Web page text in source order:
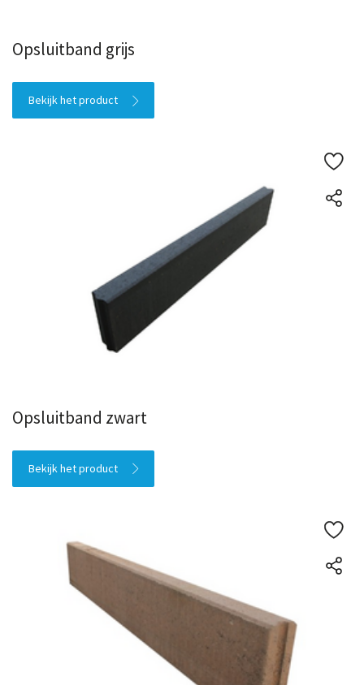
Opsluitband grijs
Bekijk het product
Opsluitband zwart
Bekijk het product